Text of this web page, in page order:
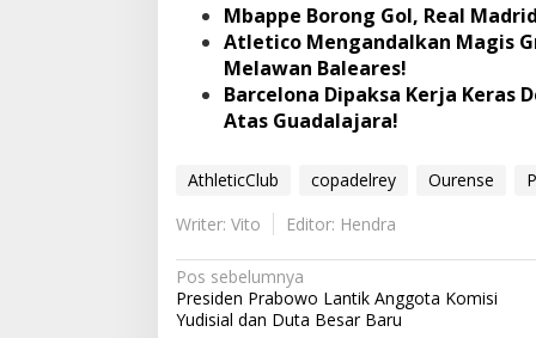
Mbappe Borong Gol, Real
Atletico Mengandalkan Magis
Melawan Baleares!
Barcelona Dipaksa Kerja Keras
Atas Guadalajara!
AthleticClub copadelrey Ourense
Writer: Vito
Editor: Hendra
N
a
Pos sebelumnya
Presiden Prabowo Lantik Anggota Komisi
Yudisial dan Duta Besar Baru